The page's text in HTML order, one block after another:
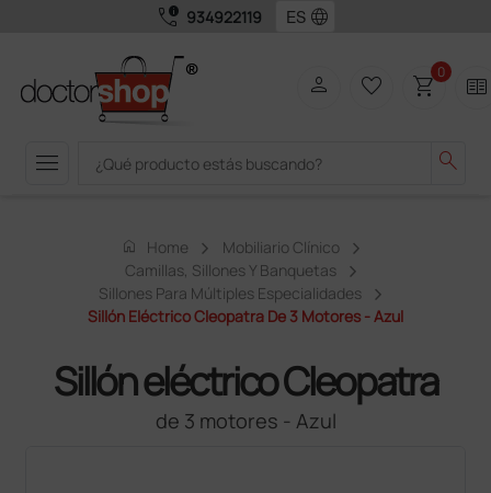
call_quality 934922119 language
menu search
person favorite_border shopping_cart0 two_pager
home Home
Mobiliario Clínico
Camillas, Sillones Y Banquetas
Sillones Para Múltiples Especialidades
Sillón Eléctrico Cleopatra De 3 Motores - Azul
Sillón eléctrico Cleopatra
de 3 motores - Azul